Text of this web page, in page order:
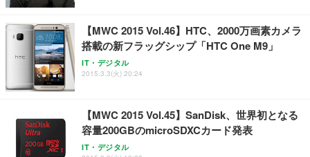
レスト 3Dヘッドレスト ハンガー付き 高反発クッシ
ョン PCチェア 通気性メッシュ ゲーミング/勉強/事
務用 おしゃれ パソコンチェア (ホワイト)
￥7,680
ANDWINT オフィスチェア デスクチェア 肘なし メ
ト 幅52×奥行58.5×高さ84～96cm テレワーク 在宅
勤務 ブラック
￥4,139
応 ComfortView ビジネス向け
￥15,800
【MiniLED/24.5inch/280Hz/FHD】GRAPHT THE S
像低減 (3年保証 | 輝点保証 | 日本メーカー)
￥34,980
￥3,670
アイリスオーヤマ ペットシーツ 超厚型 お徳用 レギ
￥3,731
【MWC 2015 Vol.46】HTC、2000万画素カメラ
搭載の新フラッグシップ「HTC One M9」
IT・デジタル
2015.3.3(火) 20:24
【MWC 2015 Vol.45】SanDisk、世界初となる
容量200GBのmicroSDXCカード発表
IT・デジタル